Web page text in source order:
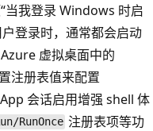
当我登录 Windows 时启
登录时，通常都会启动
虚拟桌面中的
注册表值来配置
会话启用增强 shell 体
RunOnce 注册表项等功